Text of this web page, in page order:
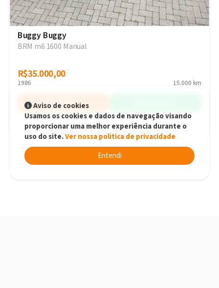
Buggy Buggy
BRM m6 1600 Manual
R$35.000,00
R$35.000,00
1986 15.000 km
Simular
Jaraguá do Sul - SC
Aviso de cookies
Usamos os cookies e dados de navegação visando
proporcionar uma melhor experiência durante o
uso do site.Ver nossa politica de privacidade
Entendi